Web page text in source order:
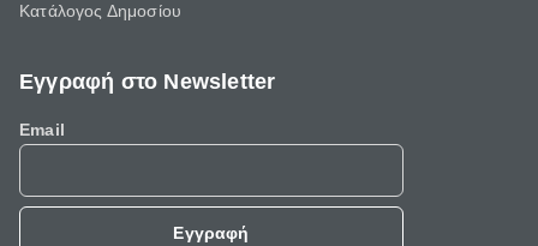
Κατάλογος Δημοσίου
Εγγραφή στο Newsletter
Email
Εγγραφή